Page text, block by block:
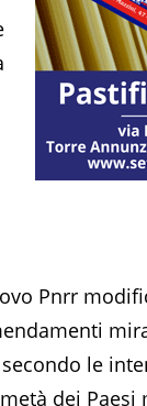
Pnrr
le
dei